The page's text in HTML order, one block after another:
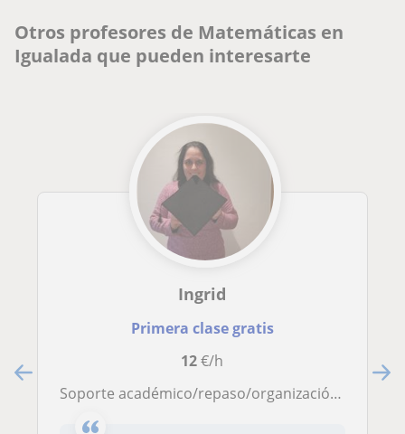
Otros profesores de Matemáticas en
Igualada que pueden interesarte
Ingrid
Primera clase gratis
12€/h
Soporte académico/repaso/organización materias UOC grado ADE